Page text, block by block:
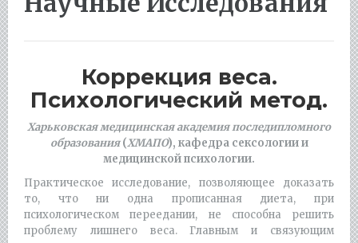
Коррекция веса.
Психологический метод.
Харьковская медицинская академия последипломного
образования(ХМАПО), кафедра сексологии и
медицинской психологии.
Практическое исследование, позволяющее доказать
то, что ни одна прописанная диета, при
психологическом переедании, не способна решить
проблему лишнего веса. Главным и связующим